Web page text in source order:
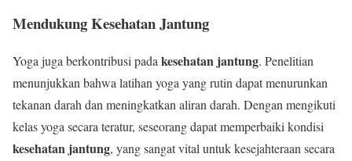
Mendukung Kesehatan Jantung
Yoga juga berkontribusi padakesehatan jantung. Penelitian
menunjukkan bahwa latihan yoga yang rutin dapat menurunkan
tekanan darah dan meningkatkan aliran darah. Dengan mengikuti
kelas yoga secara teratur, seseorang dapat memperbaiki kondisi
kesehatan jantung, yang sangat vital untuk kesejahteraan secara